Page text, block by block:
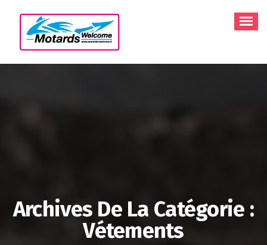
contenu
Archives De La Catégorie :
Vétements